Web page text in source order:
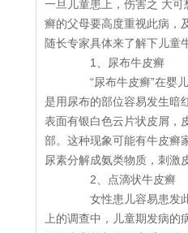
一旦儿童患上，伤害之 大
癣的父母要高度重视此病，
随长专家具体来了解下儿童
1、尿布牛皮癣
“尿布牛皮癣”在婴儿
是用尿布的部位容易发生暗
表面有银白色云片状皮屑，
部。这种现象可能有牛皮癣
尿素分解成氨类物质，刺激
2、点滴状牛皮癣
女性患儿容易患发此
上的调查中，儿童期发病